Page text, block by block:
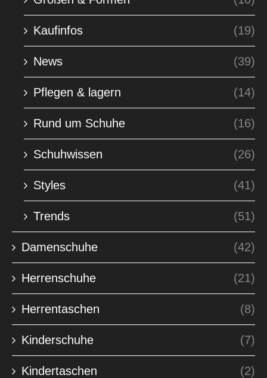
Kaufinfos (19)
News (39)
Pflegen & lagern (14)
Rund um Schuhe (16)
Schuhwissen (26)
Styles (41)
Trends (51)
Damenschuhe (42)
Herrenschuhe (21)
Herrentaschen (8)
Kinderschuhe (7)
Kindertaschen (2)